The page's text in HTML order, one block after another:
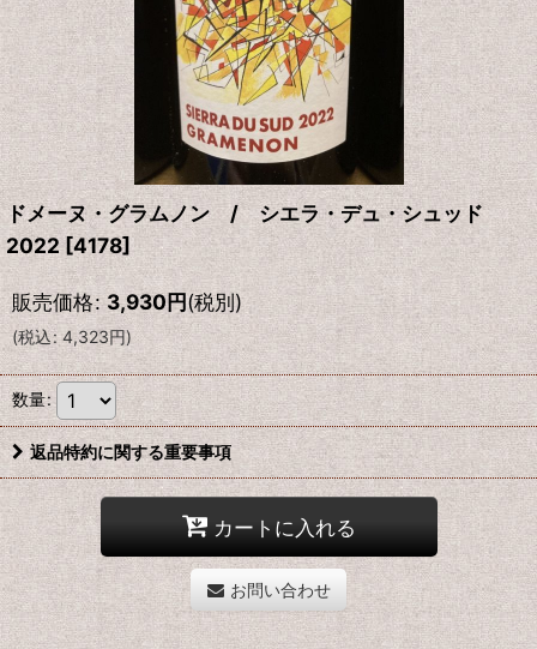
ドメーヌ・グラムノン / シエラ・デュ・シュッド
2022 [4178]
販売価格: 3,930円(税別)
(税込: 4,323円)
数量:
返品特約に関する重要事項
カートに入れる
お問い合わせ